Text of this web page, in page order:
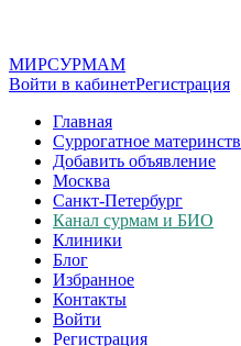
МИРСУРМАМ
Войти в кабинетРегистрация
Главная
Суррогатное
Добавить объявление
Москва
Санкт-Петербург
Канал сурмам и БИО
Клиники
Блог
Избранное
Контакты
Войти
Регистрация